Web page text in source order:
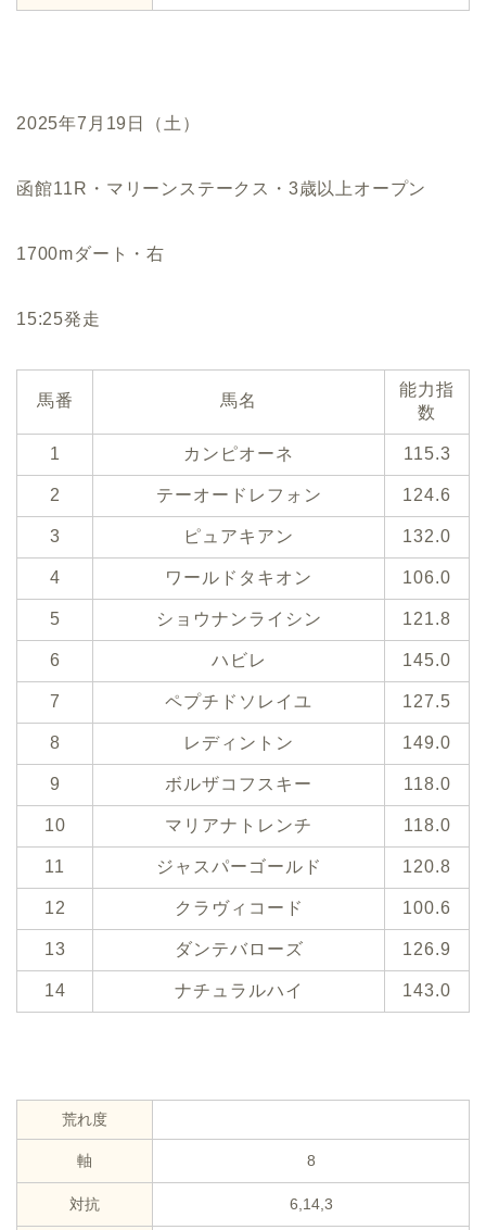
2025年7月19日（土）
函館11R・マリーンステークス・3歳以上オープン
1700mダート・右
15:25発走
馬番 馬名
能力指
数
1 カンピオーネ 115.3
2 テーオードレフォン 124.6
3 ピュアキアン 132.0
4 ワールドタキオン 106.0
5 ショウナンライシン 121.8
6 ハビレ 145.0
7 ペプチドソレイユ 127.5
8 レディントン 149.0
9 ボルザコフスキー 118.0
10 マリアナトレンチ 118.0
11 ジャスパーゴールド 120.8
12 クラヴィコード 100.6
13 ダンテバローズ 126.9
14 ナチュラルハイ 143.0
荒れ度
軸 8
対抗 6,14,3